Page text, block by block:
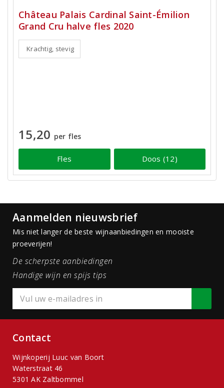
Château Palais Cardinal Saint-Émilion
Grand Cru halve fles 2020
Krachtig, stevig
15,20 per fles
Fles Doos (12)
Aanmelden nieuwsbrief
Mis niet langer de beste wijnaanbiedingen en mooiste
proeverijen!
De scherpste aanbiedingen
Handige wijn en spijs tips
Contact
Wijnkoperij Luuc van Boort
Waterstraat 46
5301 AK Zaltbommel